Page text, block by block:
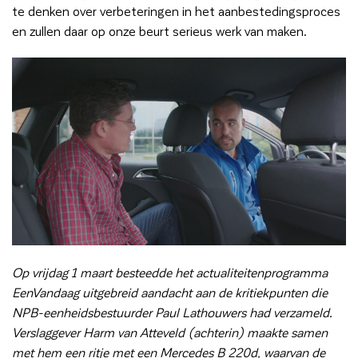
te denken over verbeteringen in het aanbestedingsproces
en zullen daar op onze beurt serieus werk van maken.
Op vrijdag 1 maart besteedde het actualiteitenprogramma
EenVandaag uitgebreid aandacht aan de kritiekpunten die
NPB-eenheidsbestuurder Paul Lathouwers had verzameld.
Verslaggever Harm van Atteveld (achterin) maakte samen
met hem een ritje met een Mercedes B 220d, waarvan de